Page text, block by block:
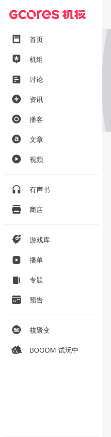
首页
机组
讨论
资讯
播客
文章
视频
有声书
商店
游戏库
播单
专题
预告
核聚变
BOOOM 试玩中